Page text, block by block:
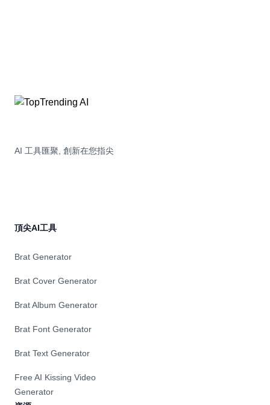
AI 工具匯聚, 創新在您指尖
頂尖AI工具
Brat Generator
Brat Cover Generator
Brat Album Generator
Brat Font Generator
Brat Text Generator
Free AI Kissing Video
Generator